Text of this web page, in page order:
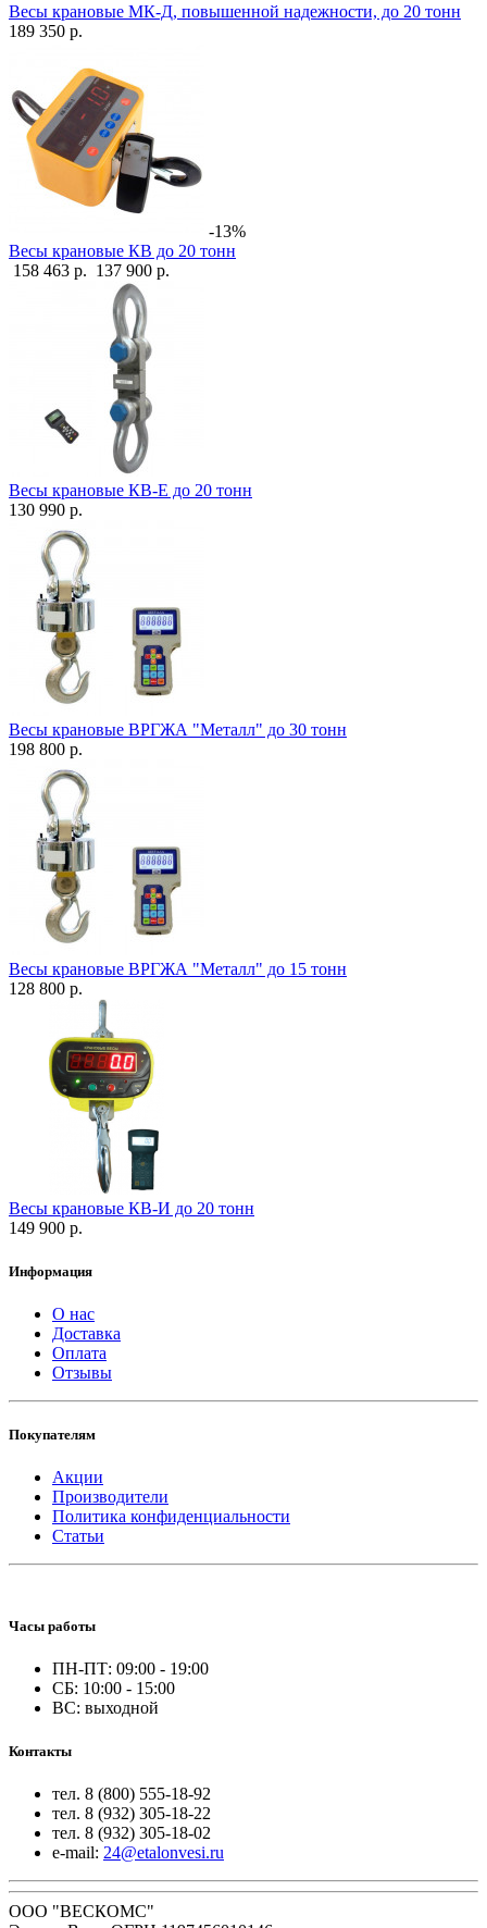
Весы крановые МК-Д, повышенной надежности, до 20 тонн
189 350 р.
-13%
Весы крановые КВ до 20 тонн
158 463 р. 137 900 р.
Весы крановые КВ-Е до 20 тонн
130 990 р.
Весы крановые ВРГЖА "Металл" до 30 тонн
198 800 р.
Весы крановые ВРГЖА "Металл" до 15 тонн
128 800 р.
Весы крановые КВ-И до 20 тонн
149 900 р.
Информация
О нас
Доставка
Оплата
Отзывы
Покупателям
Акции
Производители
Политика конфиденциальности
Статьи
Часы работы
ПН-ПТ: 09:00 - 19:00
СБ: 10:00 - 15:00
ВС: выходной
Контакты
тел. 8 (800) 555-18-92
тел. 8 (932) 305-18-22
тел. 8 (932) 305-18-02
e-mail: 24@etalonvesi.ru
ООО "ВЕСКОМС"